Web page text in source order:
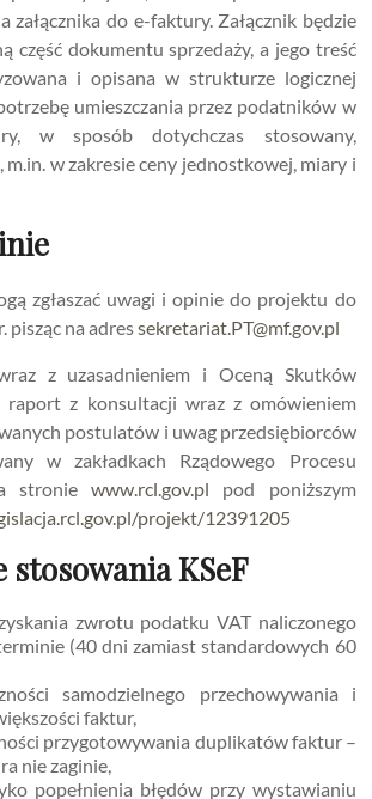
załącznika do e-faktury. Załącznik będzie
część dokumentu sprzedaży, a jego treść
i opisana w strukturze logicznej
umieszczania przez podatników w
w sposób dotychczas stosowany,
m.in. w zakresie ceny jednostkowej, miary i
zgłaszać uwagi i opinie do projektu do
pisząc na adressekretariat.PT@mf.gov.pl
z uzasadnieniem i Oceną Skutków
raport z konsultacji wraz z omówieniem
postulatów i uwag przedsiębiorców
w zakładkach Rządowego Procesu
stroniewww.rcl.gov.pl pod poniższym
projekt/12391205
stosowania KSeF
zwrotu podatku VAT naliczonego
(40 dni zamiast standardowych 60
samodzielnego przechowywania i
faktur,
przygotowywania duplikatów faktur –
nie zaginie,
popełnienia błędów przy wystawianiu